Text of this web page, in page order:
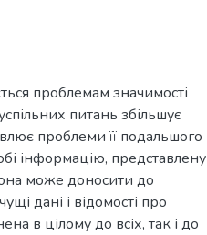
проблемам значимості
питань збільшує
проблеми її подальшого
інформацію, представлену
може доносити до
дані і відомості про
в цілому до всіх, так і до